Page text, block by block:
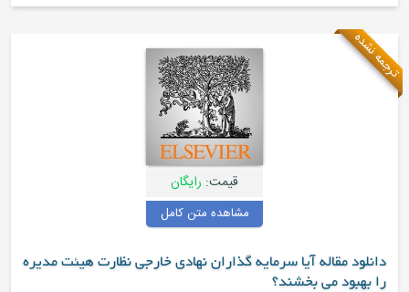
رایگان
مشاهده متن کامل
مقاله آیا سرمایه گذاران نهادی خارجی نظارت هیئت مدیره
می بخشند؟